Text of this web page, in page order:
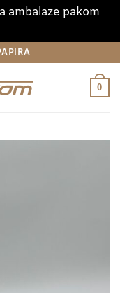
ambalaze pakom
0